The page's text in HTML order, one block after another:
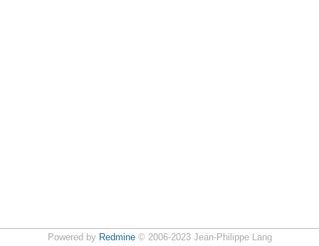
Powered by Redmine© 2006-2023 Jean-Philippe Lang